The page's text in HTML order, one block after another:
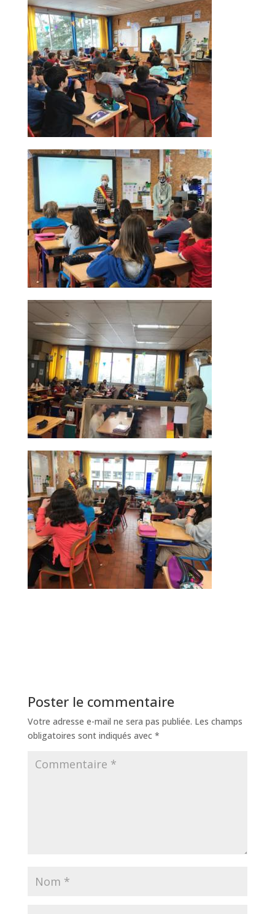
Poster le commentaire
Votre adresse e-mail ne sera pas publiée. Les champs
obligatoires sont indiqués avec *